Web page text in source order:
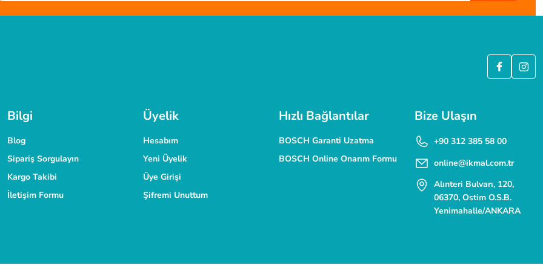
kesim tahtası sistem çantası harika.
Bilgi
Blog
Sipariş Sorgulayın
Kargo Takibi
İletişim Formu
Üyelik
Hesabım
Yeni Üyelik
Üye Girişi
Şifremi Unuttum
Hızlı Bağlantılar
BOSCH Garanti Uzatma
BOSCH Online Onarım Formu
Bize Ulaşın
+90 312 385 58 00
online@ikmal.com.tr
Alınteri Bulvarı, 120,
06370, Ostim O.S.B.
Yenimahalle/ANKARA